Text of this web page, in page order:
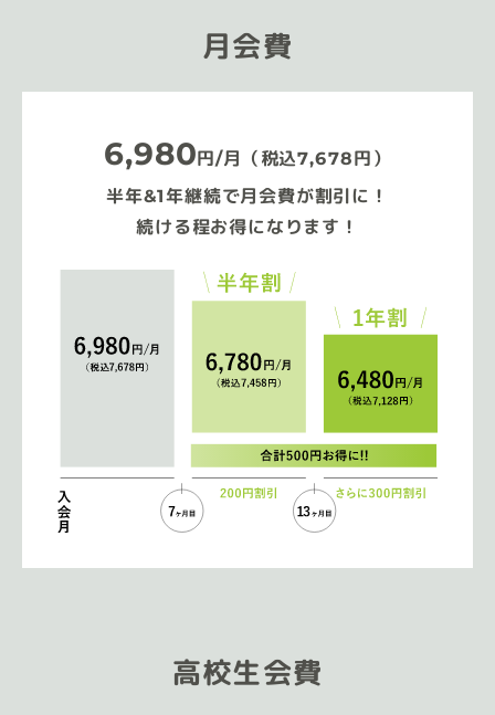
月会費
6,980円/月（税込7,678円）
半年&1年継続で月会費が割引に！
続ける程お得になります！
高校生会費